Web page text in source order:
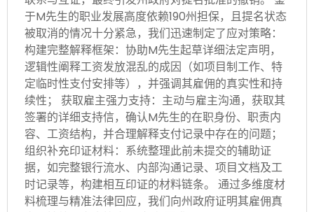
于M先生的职业发展高度依赖190州担保，且提名状态
被取消的情况十分紧急，我们迅速制定了应对策略：
构建完整解释框架：协助M先生起草详细法定声明，
逻辑性阐释工资发放混乱的成因（如项目制工作、特
定临时性支付安排等），并强调其雇佣的真实性和持
续性； 获取雇主强力支持：主动与雇主沟通，获取其
签署的详细支持信，确认M先生的在职身份、职责内
容、工资结构，并合理解释支付记录中存在的问题；
组织补充印证材料：系统整理此前未提交的辅助证
据，如完整银行流水、内部沟通记录、项目文档及工
时记录等，构建相互印证的材料链条。 通过多维度材
料梳理与精准法律回应，我们向州政府证明其雇佣真